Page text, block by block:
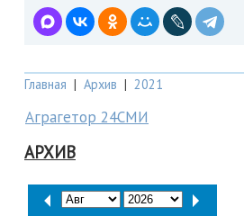
Главная | Архив | 2021
Аграгетор 24СМИ
АРХИВ